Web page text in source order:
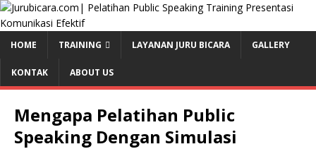
HOME TRAINING LAYANAN JURU BICARA GALLERY
KONTAK ABOUT US
Mengapa Pelatihan Public
Speaking Dengan Simulasi